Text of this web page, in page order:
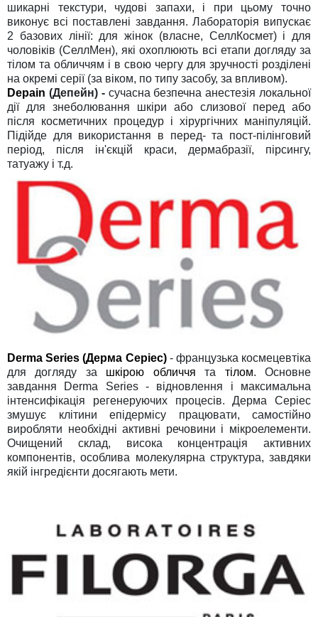
шикарні текстури, чудові запахи, і при цьому точно
виконує всі поставлені завдання. Лабораторія випускає
2 базових лінії: для жінок (власне, СеллКосмет) і для
чоловіків (СеллМен), які охоплюють всі етапи догляду за
тілом та обличчям і в свою чергу для зручності розділені
на окремі серії (за віком, по типу засобу, за впливом).
Depain (Депейн) - сучасна безпечна анестезія локальної
дії для знеболювання шкіри або слизової перед або
після косметичних процедур і хірургічних маніпуляцій.
Підійде для використання в перед- та пост-пілінговий
період, після ін'єкцій краси, дермабразії, пірсингу,
татуажу і т.д.
Derma Series (Дерма Серіес)- французька космецевтіка
для догляду за шкірою обличчя та тілом. Основне
завдання Derma Series - відновлення і максимальна
інтенсифікація регенеруючих процесів. Дерма Серіес
змушує клітини епідермісу працювати, самостійно
виробляти необхідні активні речовини і мікроелементи.
Очищений склад, висока концентрація активних
компонентів, особлива молекулярна структура, завдяки
якій інгредієнти досягають мети.